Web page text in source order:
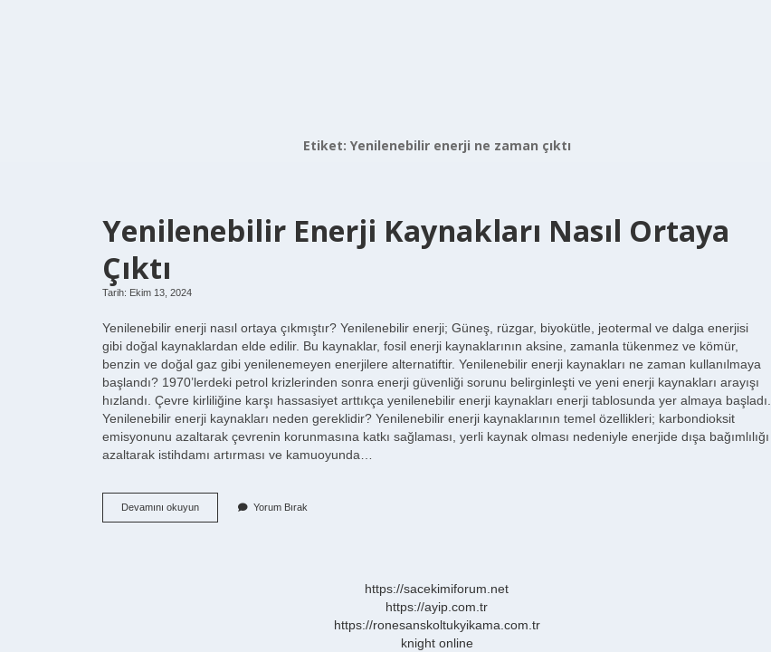
Etiket: Yenilenebilir enerji ne zaman çıktı
Yenilenebilir Enerji Kaynakları Nasıl Ortaya
Çıktı
Tarih: Ekim 13, 2024
Yenilenebilir enerji nasıl ortaya çıkmıştır? Yenilenebilir enerji; Güneş, rüzgar, biyokütle, jeotermal ve dalga enerjisi
gibi doğal kaynaklardan elde edilir. Bu kaynaklar, fosil enerji kaynaklarının aksine, zamanla tükenmez ve kömür,
benzin ve doğal gaz gibi yenilenemeyen enerjilere alternatiftir. Yenilenebilir enerji kaynakları ne zaman kullanılmaya
başlandı? 1970’lerdeki petrol krizlerinden sonra enerji güvenliği sorunu belirginleşti ve yeni enerji kaynakları arayışı
hızlandı. Çevre kirliliğine karşı hassasiyet arttıkça yenilenebilir enerji kaynakları enerji tablosunda yer almaya başladı.
Yenilenebilir enerji kaynakları neden gereklidir? Yenilenebilir enerji kaynaklarının temel özellikleri; karbondioksit
emisyonunu azaltarak çevrenin korunmasına katkı sağlaması, yerli kaynak olması nedeniyle enerjide dışa bağımlılığı
azaltarak istihdamı artırması ve kamuoyunda…
Devamını okuyunYenilenebilir
Enerji
Yorum Bırak
https://sacekimiforum.net
https://ayip.com.tr
https://ronesanskoltukyikama.com.tr
knight online